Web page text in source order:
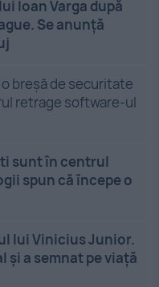
Ioan Varga după
Se anunță
breșă de securitate
retrage software-ul
sunt în centrul
spun că începe o
lui Vinicius Junior.
și a semnat pe viață